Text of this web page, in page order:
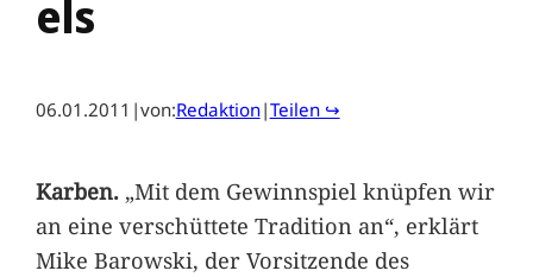
els
06.01.2011 |von:Redaktion|Teilen ↪
Karben.„Mit dem Gewinnspiel knüpfen wir
an eine verschüttete Tradition an“, erklärt
Mike Barowski, der Vorsitzende des